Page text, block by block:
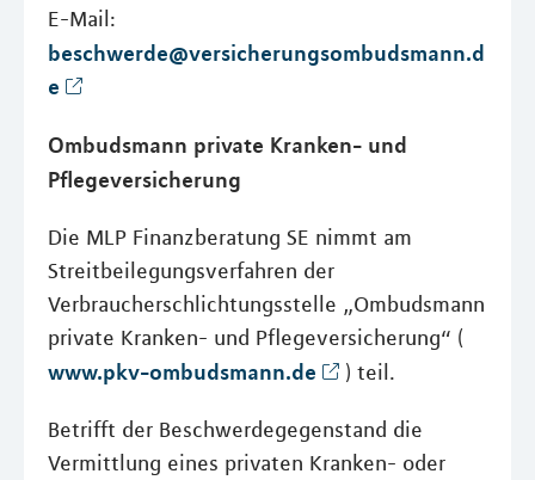
E-Mail:
beschwerde@versicherungsombudsmann.d
e
Ombudsmann private Kranken- und
Pflegeversicherung
Die MLP Finanzberatung SE nimmt am
Streitbeilegungsverfahren der
Verbraucherschlichtungsstelle „Ombudsmann
private Kranken- und Pflegeversicherung“ (
www.pkv-ombudsmann.de
) teil.
Betrifft der Beschwerdegegenstand die
Vermittlung eines privaten Kranken- oder